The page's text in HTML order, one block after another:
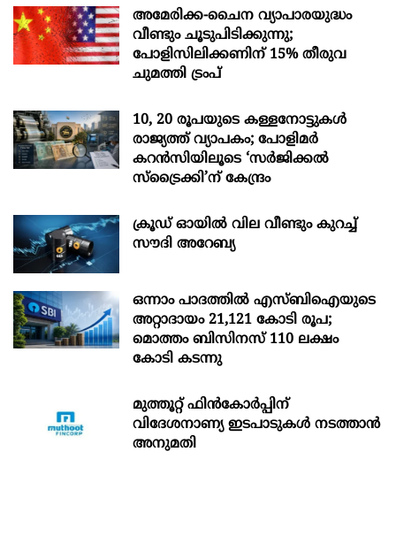
അമേരിക്ക-ചൈന വ്യാപാരയുദ്ധം
വീണ്ടും ചൂടുപിടിക്കുന്നു;
പോളിസിലിക്കണിന് 15% തീരുവ
ചുമത്തി ട്രംപ്
10, 20 രൂപയുടെ കള്ളനോട്ടുകൾ
രാജ്യത്ത് വ്യാപകം; പോളിമർ
കറൻസിയിലൂടെ ‘സർജിക്കൽ
സ്ട്രെെക്കി’ന് കേന്ദ്രം
ക്രൂഡ് ഓയിൽ വില വീണ്ടും കുറച്ച്
സൗദി അറേബ്യ
ഒന്നാം പാദത്തിൽ എസ്ബിഐയുടെ
അറ്റാദായം 21,121 കോടി രൂപ;
മൊത്തം ബിസിനസ് 110 ലക്ഷം
കോടി കടന്നു
മുത്തൂറ്റ് ഫിൻകോർപ്പിന്
വിദേശനാണ്യ ഇടപാടുകൾ നടത്താൻ
അനുമതി